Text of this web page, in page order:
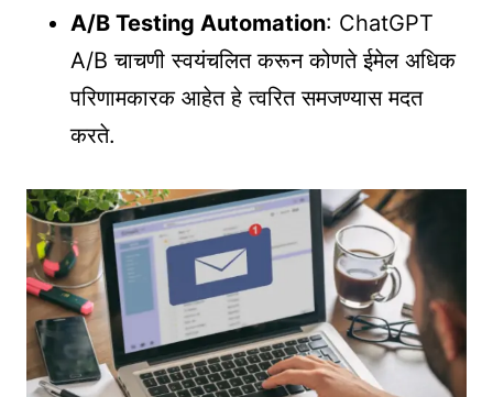
A/B Testing Automation: ChatGPT
A/B चाचणी स्वयंचलित करून कोणते ईमेल अधिक
परिणामकारक आहेत हे त्वरित समजण्यास मदत
करते.